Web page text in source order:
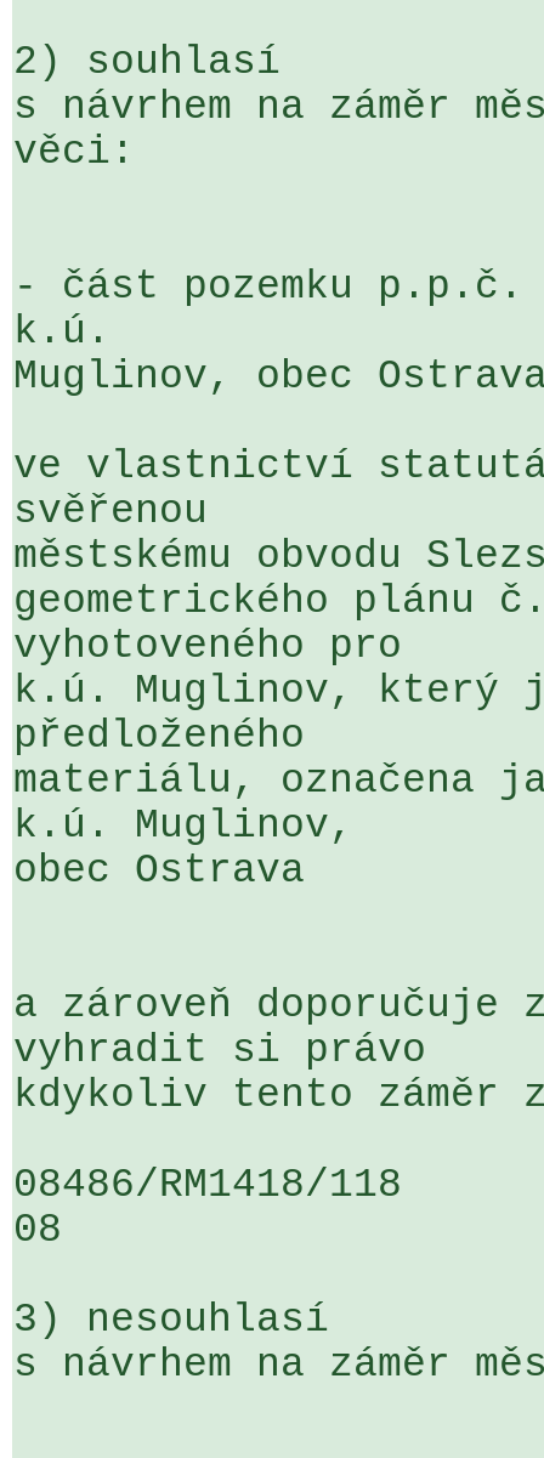
2) souhlasí
s návrhem na záměr
věci:
- část pozemku p.p.č.
k.ú.
Muglinov, obec
ve vlastnictví
svěřenou
městskému obvodu
geometrického plánu
vyhotoveného pro
k.ú. Muglinov, který
předloženého
materiálu, označena
k.ú. Muglinov,
obec Ostrava
a zároveň doporučuje
vyhradit si právo
kdykoliv tento
08486/RM1418/
08
3) nesouhlasí
s návrhem na záměr